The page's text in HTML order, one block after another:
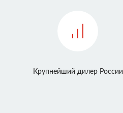
Крупнейший дилер России